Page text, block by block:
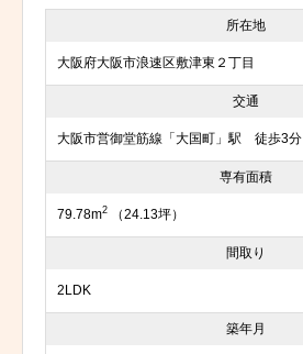
所在地
大阪府大阪市浪速区敷津東２丁目
交通
大阪市営御堂筋線「大国町」駅 徒歩3分
専有面積
79.78m2 （24.13坪）
間取り
2LDK
築年月